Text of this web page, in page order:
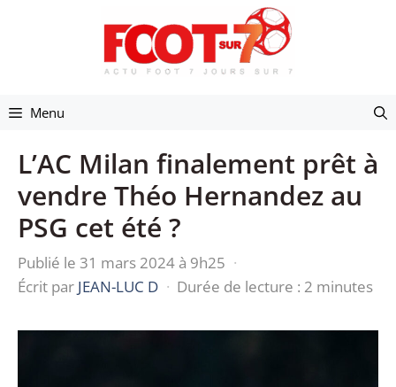
Menu
L’AC Milan finalement prêt à
vendre Théo Hernandez au
PSG cet été ?
Publié le 31 mars 2024 à 9h25 ·
Écrit par JEAN-LUC D · Durée de lecture : 2 minutes